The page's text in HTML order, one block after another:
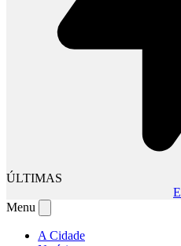
ÚLTIMAS
Menu
A Cidade